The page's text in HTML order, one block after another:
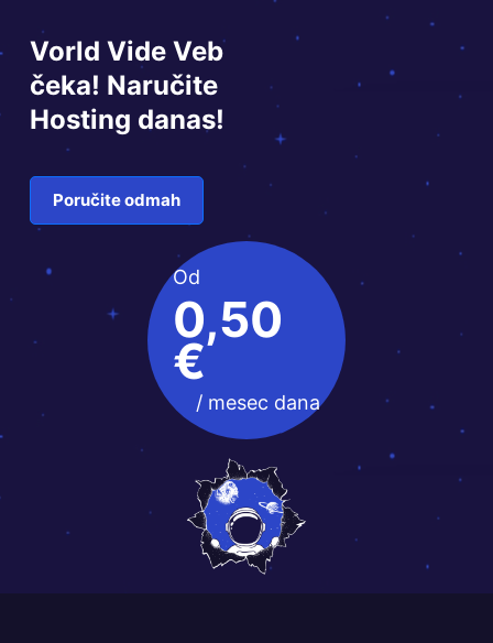
Vorld Vide Veb
čeka! Naručite
Hosting danas!
Poručite odmah
Od
0,50
€
/ mesec dana